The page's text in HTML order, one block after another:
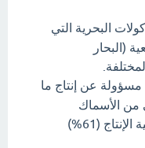
البحرية التي
(البحار
عن إنتاج ما
من الأسماك
والمأكولات البحرية في ذلك العام. بقية الإنتاج (61%)